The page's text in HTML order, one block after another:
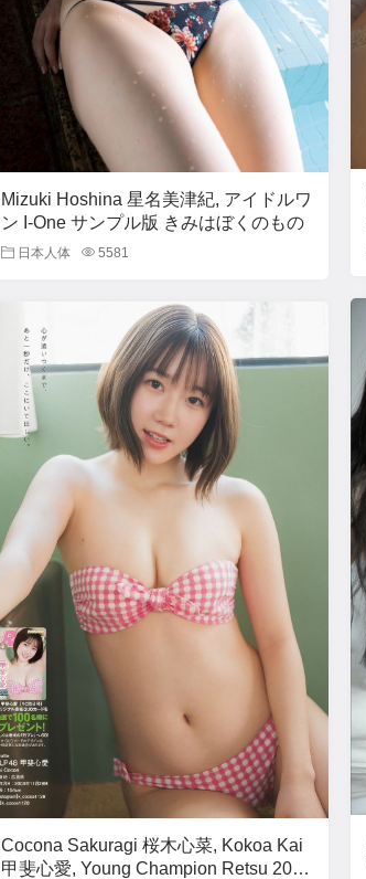
Mizuki Hoshina 星名美津紀, アイドルワ
ン I-One サンプル版 きみはぼくのもの
日本人体 5581
Cocona Sakuragi 桜木心菜, Kokoa Kai
甲斐心愛, Young Champion Retsu 2025